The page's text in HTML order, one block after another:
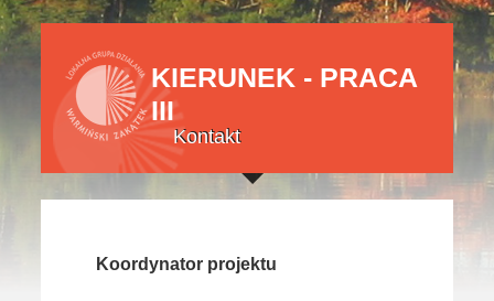
KIERUNEK - PRACA
III
Kontakt
Koordynator projektu